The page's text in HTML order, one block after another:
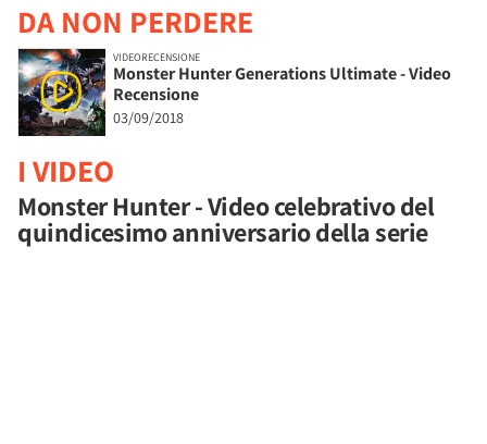
DA NON PERDERE
VIDEORECENSIONE
Monster Hunter Generations Ultimate - Video
Recensione
03/09/2018
I VIDEO
Monster Hunter - Video celebrativo del
quindicesimo anniversario della serie